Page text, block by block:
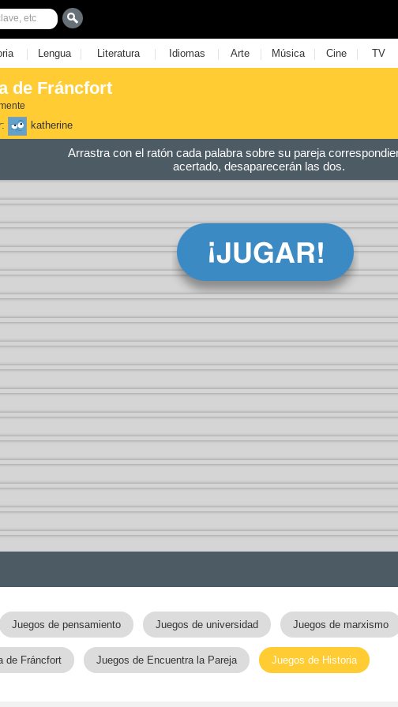
| Lengua | Literatura | Idiomas | Arte | Música | Cine | TV
de Fráncfort
katherine
Arrastra con el ratón cada palabra sobre su pareja
acertado, desaparecerán las dos.
Juegos de pensamiento Juegos de universidad Juegos de marxismo
de Fráncfort Juegos de Encuentra la Pareja Juegos de Historia